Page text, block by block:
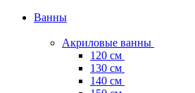
Ванны
Акриловые ванны
120 см
130 см
140 см